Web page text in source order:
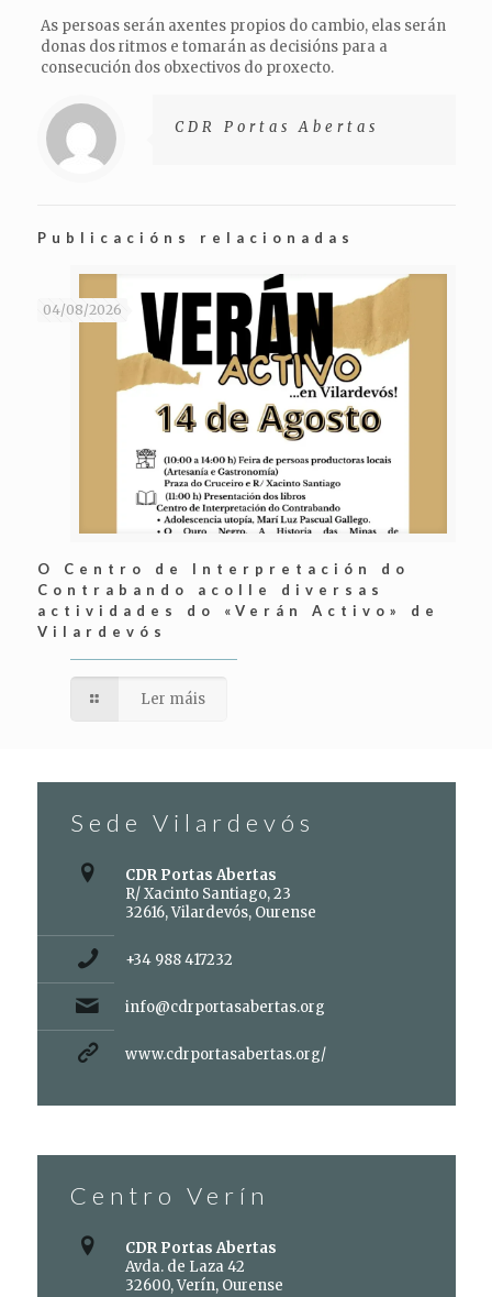
As persoas serán axentes propios do cambio, elas serán
donas dos ritmos e tomarán as decisións para a
consecución dos obxectivos do proxecto.
CDR Portas Abertas
Publicacións relacionadas
04/08/2026
O Centro de Interpretación do
Contrabando acolle diversas
actividades do «Verán Activo» de
Vilardevós
Ler máis
Sede Vilardevós
CDR Portas Abertas
R/ Xacinto Santiago, 23
32616, Vilardevós, Ourense
+34 988 417232
info@cdrportasabertas.org
www.cdrportasabertas.org/
Centro Verín
CDR Portas Abertas
Avda. de Laza 42
32600, Verín, Ourense